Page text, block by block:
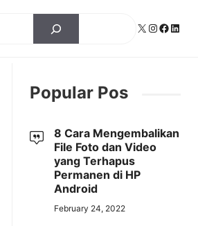
X Instagram
Popular Pos
8 Cara Mengembalikan
File Foto dan Video
yang Terhapus
Permanen di HP
Android
February 24, 2022